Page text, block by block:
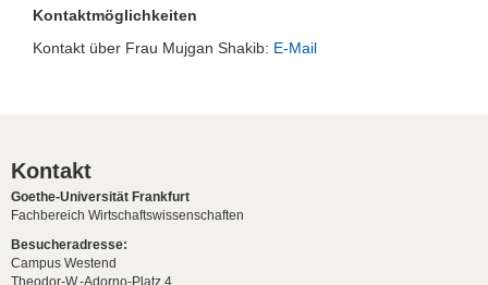
Kontaktmöglichkeiten
Kontakt über Frau Mujgan Shakib: E-Mail
Kontakt
Goethe-Universität Frankfurt
Fachbereich Wirtschaftswissenschaften
Besucheradresse:
Campus Westend